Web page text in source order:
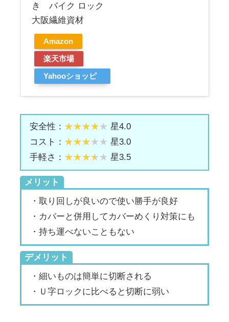
き バイク ロック
大阪繊維資材
Amazon
楽天市場
Yahooショッピ
安全性：
星4.0
コスト：
星3.0
手軽さ：
星3.5
メリット
・取り回しが良いので使い勝手が良好
・カバーと併用してカバーめくり対策にも
・持ち運べないこともない
デメリット
・細いものは簡単に切断される
・Ｕ字ロックに比べると切断に弱い